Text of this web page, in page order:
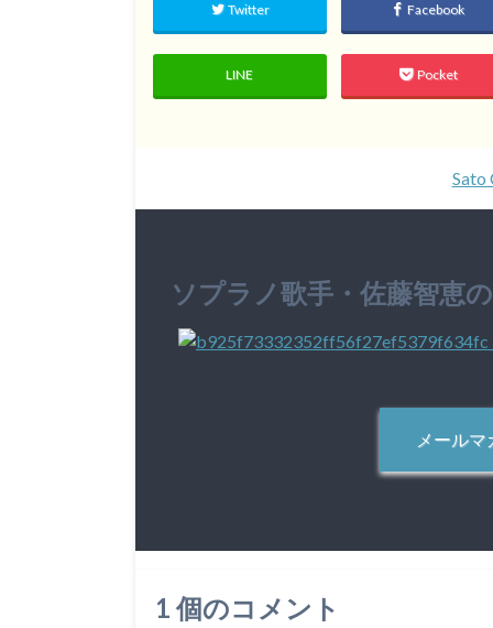
Twitter Facebook
LINE Pocket
Sato
ソプラノ歌手・佐藤智恵
メール
1 個のコメント